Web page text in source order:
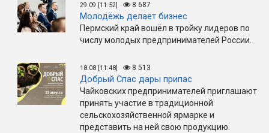
29.09 [11:52] 8 687
Молодёжь делает бизнес
Пермский край вошёл в тройку лидеров по
числу молодых предпринимателей России.
18.08 [11:48] 8 513
Добрый Спас дары припас
Чайковских предпринимателей приглашают
принять участие в традиционной
сельскохозяйственной ярмарке и
представить на ней свою продукцию.